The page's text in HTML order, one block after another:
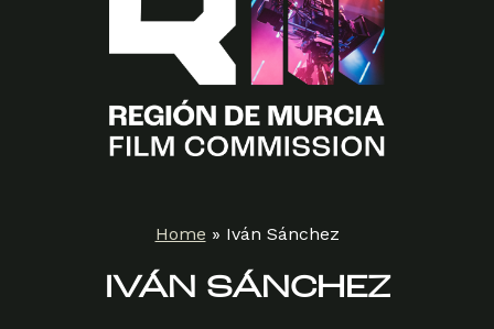
Home » Iván Sánchez
IVÁN SÁNCHEZ